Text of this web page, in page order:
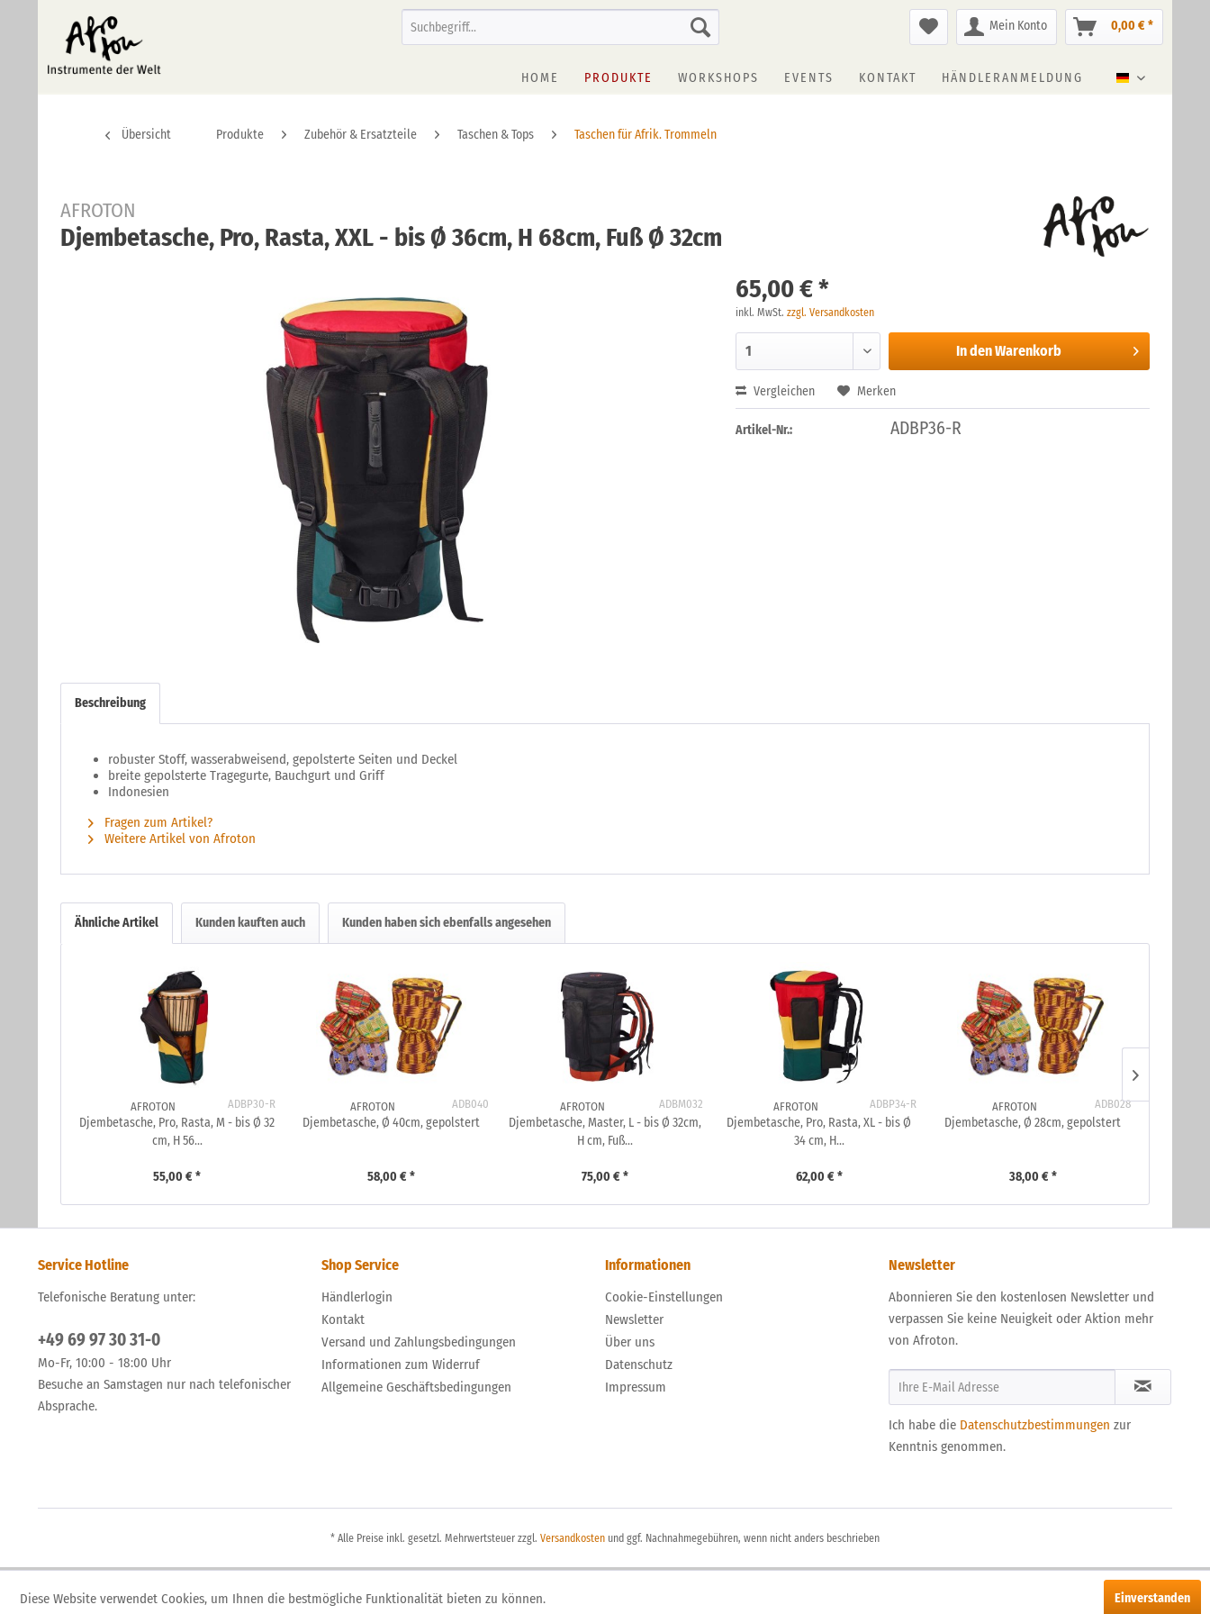
Mein Konto 0,00 € *
Deutsch
HOME PRODUKTE WORKSHOPS EVENTS KONTAKT HÄNDLERANMELDUNG
Übersicht Produkte Zubehör & Ersatzteile Taschen & Tops Taschen für Afrik. Trommeln
AFROTON
Djembetasche, Pro, Rasta, XXL - bis Ø 36cm, H 68cm, Fuß Ø 32cm
65,00 € *
inkl. MwSt.zzgl. Versandkosten
In denWarenkorb
Vergleichen Merken
Artikel-Nr.: ADBP36-R
Beschreibung
robuster Stoff, wasserabweisend, gepolsterte Seiten und Deckel
breite gepolsterte Tragegurte, Bauchgurt und Griff
Indonesien
Fragen zum Artikel?
Weitere Artikel von Afroton
Ähnliche Artikel Kunden kauften auch Kunden haben sich ebenfalls angesehen
ADBP30-R
AFROTON
Djembetasche, Pro, Rasta, M - bis Ø 32
cm, H 56...
55,00 € *
ADB040
AFROTON
Djembetasche, Ø 40cm, gepolstert
58,00 € *
ADBM032
AFROTON
Djembetasche, Master, L - bis Ø 32cm,
H cm, Fuß...
75,00 € *
ADBP34-R
AFROTON
Djembetasche, Pro, Rasta, XL - bis Ø
34 cm, H...
62,00 € *
ADB028
AFROTON
Djembetasche, Ø 28cm, gepolstert
38,00 € *
Service Hotline
Telefonische Beratung unter:
+49 69 97 30 31-0
Mo-Fr, 10:00 - 18:00 Uhr
Besuche an Samstagen nur nach telefonischer
Absprache.
Shop Service
Händlerlogin
Kontakt
Versand und Zahlungsbedingungen
Informationen zum Widerruf
Allgemeine Geschäftsbedingungen
Informationen
Cookie-Einstellungen
Newsletter
Über uns
Datenschutz
Impressum
Newsletter
Abonnieren Sie den kostenlosen Newsletter und
verpassen Sie keine Neuigkeit oder Aktion mehr
von Afroton.
Ich habe die Datenschutzbestimmungen zur
Kenntnis genommen.
* Alle Preise inkl. gesetzl. Mehrwertsteuer zzgl. Versandkosten und ggf. Nachnahmegebühren, wenn nicht anders beschrieben
Diese Website verwendet Cookies, um Ihnen die bestmögliche Funktionalität bieten zu können. Einverstanden